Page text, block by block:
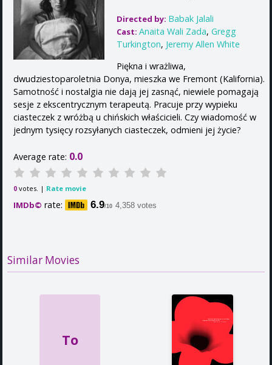
Directed by: Babak Jalali
Cast: Anaita Wali Zada, Gregg
Turkington, Jeremy Allen White
Piękna i wrażliwa,
dwudziestoparoletnia Donya, mieszka we Fremont (Kalifornia).
Samotność i nostalgia nie dają jej zasnąć, niewiele pomagają
sesje z ekscentrycznym terapeutą. Pracuje przy wypieku
ciasteczek z wróżbą u chińskich właścicieli. Czy wiadomość w
jednym tysięcy rozsyłanych ciasteczek, odmieni jej życie?
Average rate: 0.0
0 votes. | Rate movie
IMDb© rate: 6.9/10 4,358 votes
Similar Movies
To